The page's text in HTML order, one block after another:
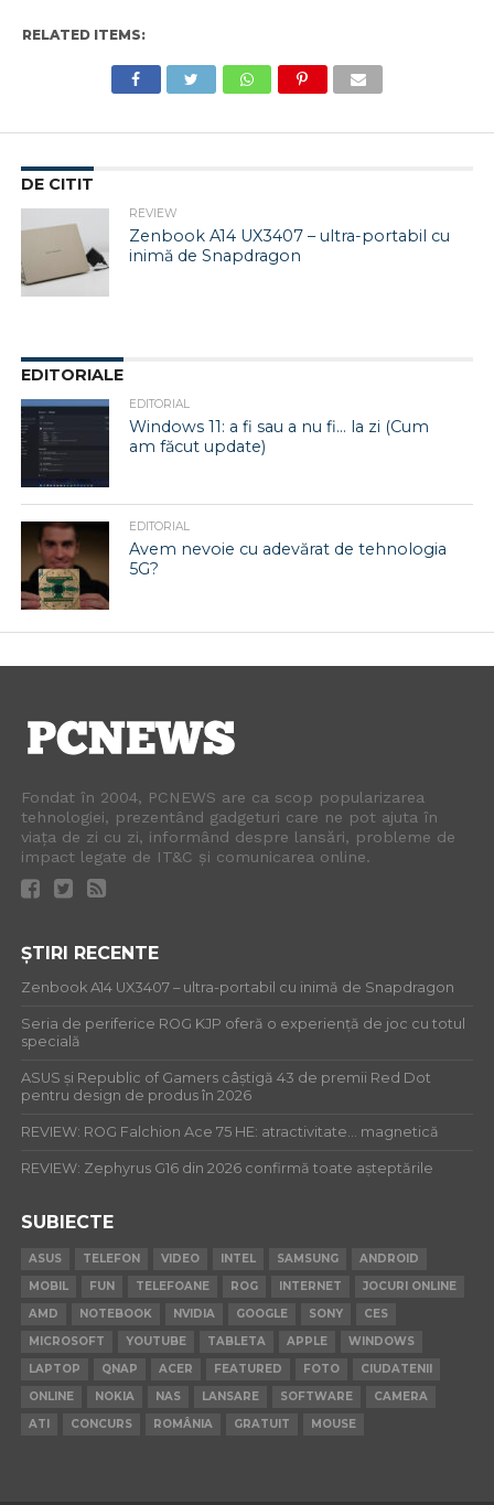
RELATED ITEMS:
DE CITIT
REVIEW
Zenbook A14 UX3407 – ultra-portabil cu
inimă de Snapdragon
EDITORIALE
EDITORIAL
Windows 11: a fi sau a nu fi… la zi (Cum
am făcut update)
EDITORIAL
Avem nevoie cu adevărat de tehnologia
5G?
Fondat în 2004, PCNEWS are ca scop popularizarea
tehnologiei, prezentând gadgeturi care ne pot ajuta în
viața de zi cu zi, informând despre lansări, probleme de
impact legate de IT&C și comunicarea online.
ȘTIRI RECENTE
Zenbook A14 UX3407 – ultra-portabil cu inimă de Snapdragon
Seria de periferice ROG KJP oferă o experiență de joc cu totul
specială
ASUS și Republic of Gamers câștigă 43 de premii Red Dot
pentru design de produs în 2026
REVIEW: ROG Falchion Ace 75 HE: atractivitate… magnetică
REVIEW: Zephyrus G16 din 2026 confirmă toate așteptările
SUBIECTE
ASUS TELEFON VIDEO INTEL SAMSUNG
ANDROID
MOBIL
FUN TELEFOANE ROG INTERNET
JOCURI ONLINE
AMD
NOTEBOOK NVIDIA GOOGLE SONY
CES
MICROSOFT
YOUTUBE TABLETA APPLE
WINDOWS
LAPTOP
QNAP ACER FEATURED FOTO
CIUDATENII
ONLINE
NOKIA NAS LANSARE SOFTWARE
CAMERA
ATI
CONCURS ROMÂNIA GRATUIT MOUSE